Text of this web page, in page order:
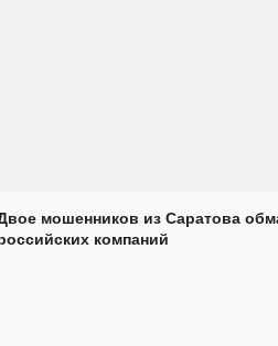
мошенников из Саратова
компаний